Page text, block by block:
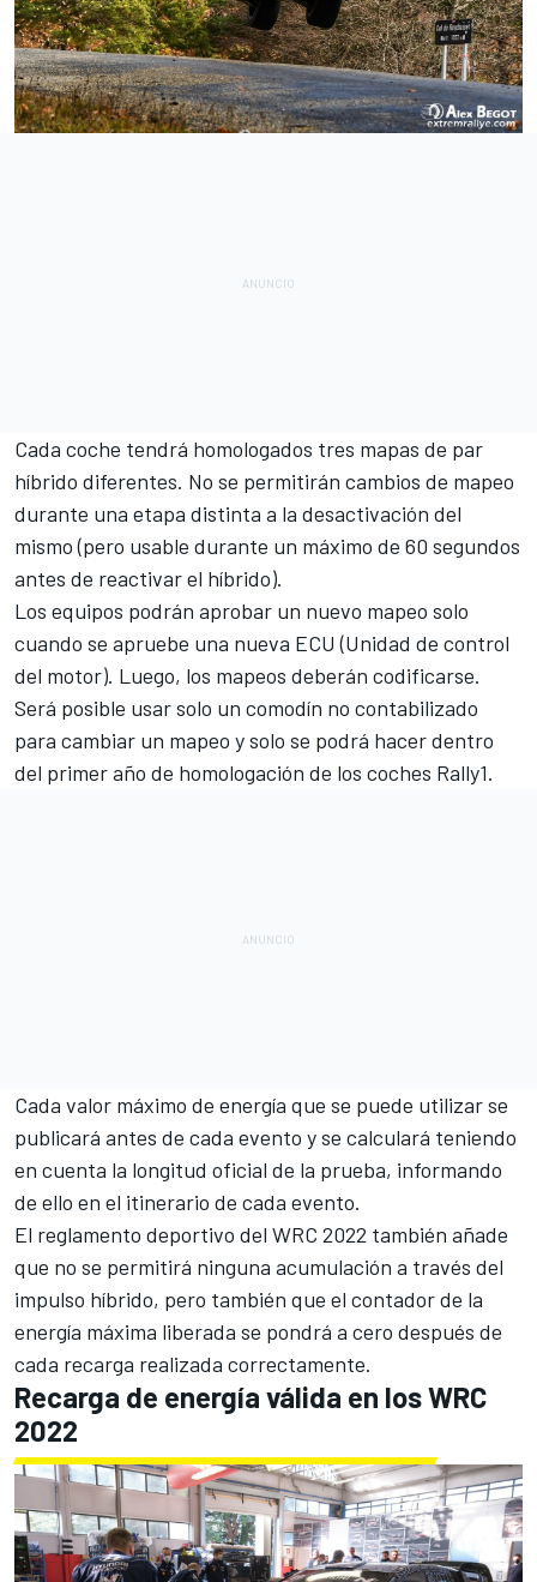
Cada coche tendrá homologados tres mapas de par
híbrido diferentes. No se permitirán cambios de mapeo
durante una etapa distinta a la desactivación del
mismo (pero usable durante un máximo de 60 segundos
antes de reactivar el híbrido).
Los equipos podrán aprobar un nuevo mapeo solo
cuando se apruebe una nueva ECU (Unidad de control
del motor). Luego, los mapeos deberán codificarse.
Será posible usar solo un comodín no contabilizado
para cambiar un mapeo y solo se podrá hacer dentro
del primer año de homologación de los coches Rally1.
Cada valor máximo de energía que se puede utilizar se
publicará antes de cada evento y se calculará teniendo
en cuenta la longitud oficial de la prueba, informando
de ello en el itinerario de cada evento.
El reglamento deportivo del WRC 2022 también añade
que no se permitirá ninguna acumulación a través del
impulso híbrido, pero también que el contador de la
energía máxima liberada se pondrá a cero después de
cada recarga realizada correctamente.
Recarga de energía válida en los WRC
2022